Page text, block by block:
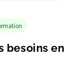
besoins en